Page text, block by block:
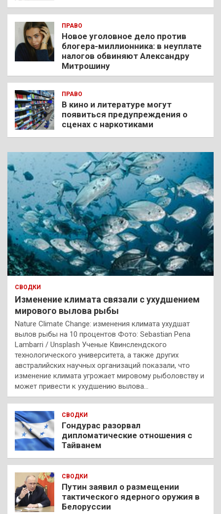
ПРАВО
Новое уголовное дело против
блогера-миллионника: в неуплате
налогов обвиняют Александру
Митрошину
ПРАВО
В кино и литературе могут
появиться предупреждения о
сценах с наркотиками
СВОДКИ
Изменение климата связали с ухудшением
мирового вылова рыбы
Nature Climate Change: изменения климата ухудшат
вылов рыбы на 10 процентов Фото: Sebastian Pena
Lambarri / Unsplash Ученые Квинслендского
технологического университета, а также других
австралийских научных организаций показали, что
изменение климата угрожает мировому рыболовству и
может привести к ухудшению вылова…
СВОДКИ
Гондурас разорвал
дипломатические отношения с
Тайванем
СВОДКИ
Путин заявил о размещении
тактического ядерного оружия в
Белоруссии